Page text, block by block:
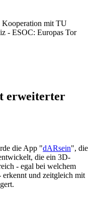
Kooperation mit TU
- ESOC: Europas Tor
erweiterter
die App "dARsein", die
die ein 3D-
- egal bei welchem
erkennt und zeitgleich mit